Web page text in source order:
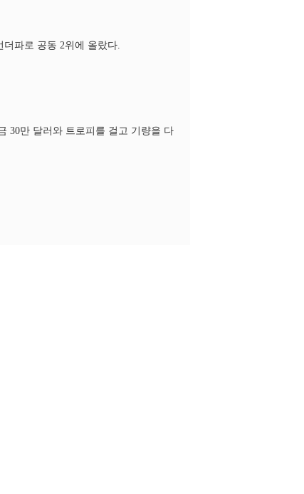
파로 공동 2위에 올랐다.
30만 달러와 트로피를 걸고 기량을 다